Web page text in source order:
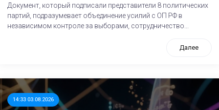
Документ, который подписали представители 8 политических
партий, подразумевает объединение усилий с ОП РФ в
независимом контроле за выборами, сотрудничество...
Далее
14:33 03.08.2026